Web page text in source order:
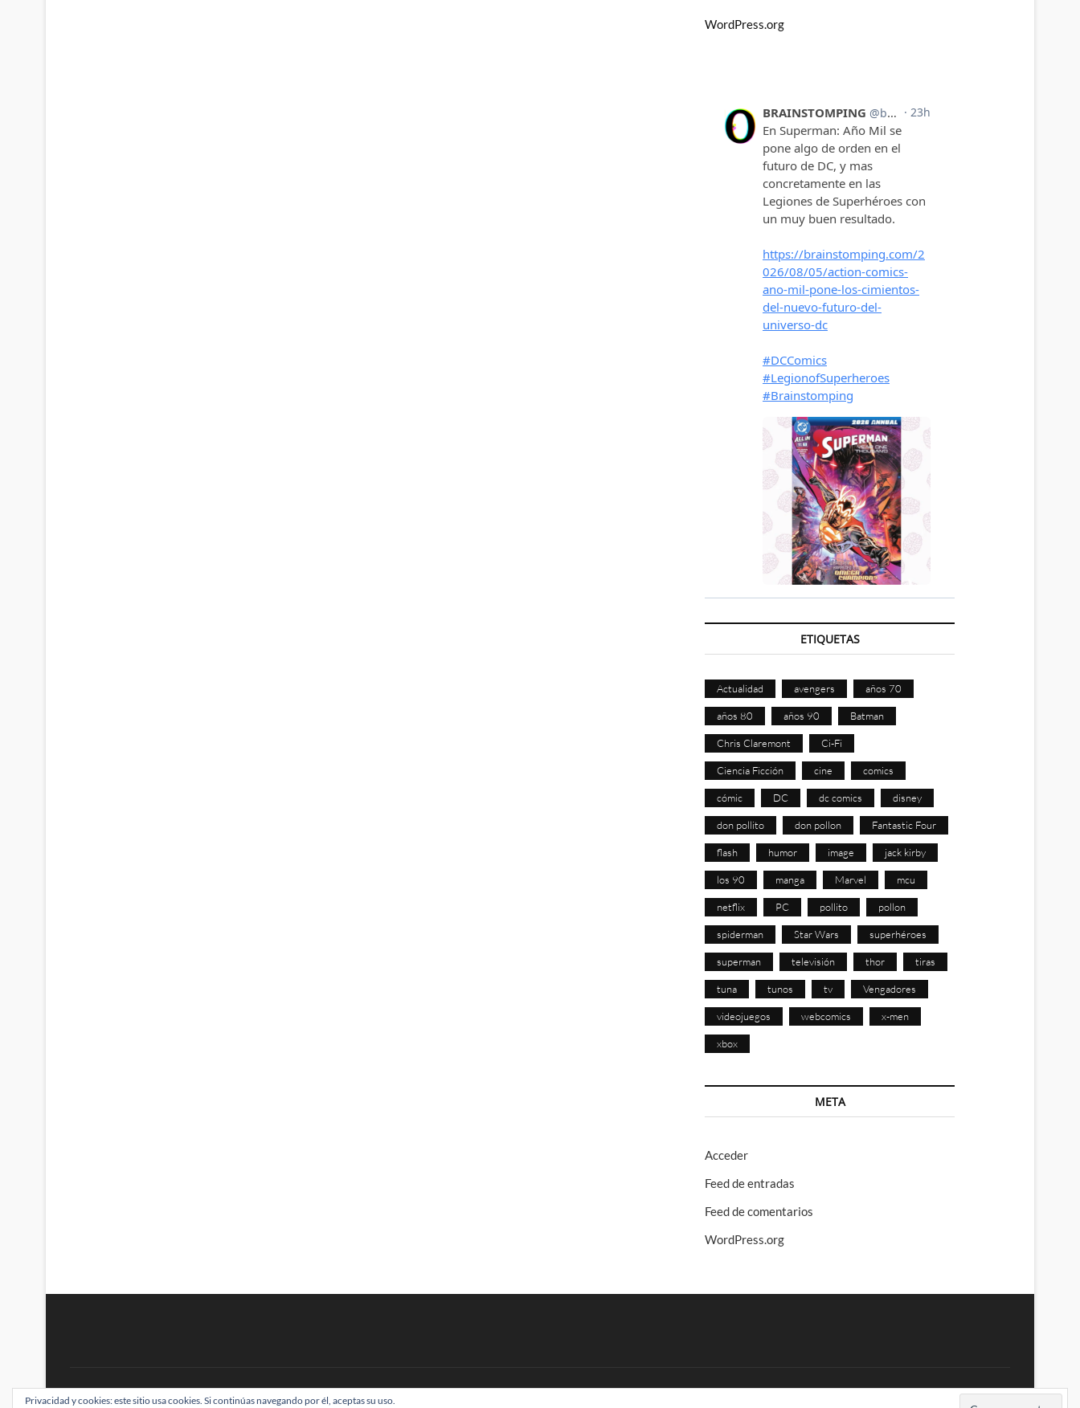
WordPress.org
ETIQUETAS
Actualidad avengers años 70
años 80 años 90 Batman
Chris Claremont Ci-Fi
Ciencia Ficción cine comics
cómic DC dc comics disney
don pollito don pollon Fantastic Four
flash humor image jack kirby
los 90 manga Marvel mcu
netflix PC pollito pollon
spiderman Star Wars superhéroes
superman televisión thor tiras
tuna tunos tv Vengadores
videojuegos webcomics x-men
xbox
META
Acceder
Feed de entradas
Feed de comentarios
WordPress.org
BRAINSTOMPING| Diseñado por:Theme Freesia|WordPress| © Todos los derechos reservados
Privacidad y cookies: este sitio usa cookies. Si continúas navegando por él, aceptas su uso.